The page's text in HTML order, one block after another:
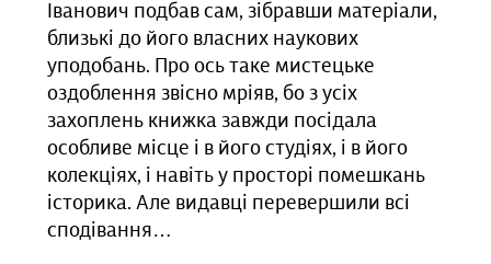
Іванович подбав сам, зібравши матеріали,
близькі до його власних наукових
уподобань. Про ось таке мистецьке
оздоблення звісно мріяв, бо з усіх
захоплень книжка завжди посідала
особливе місце і в його студіях, і в його
колекціях, і навіть у просторі помешкань
історика. Але видавці перевершили всі
сподівання…